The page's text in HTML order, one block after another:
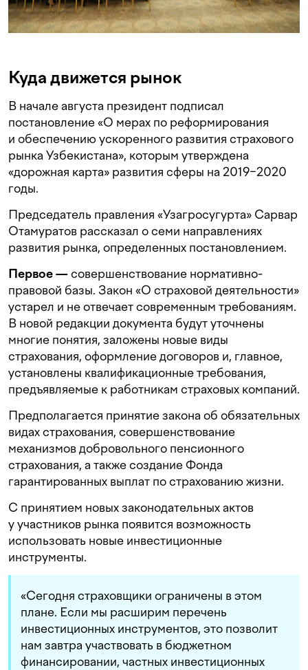
Куда движется рынок
В начале августа президент подписал
постановление «О мерах по реформирования
и обеспечению ускоренного развития страхового
рынка Узбекистана», которым утверждена
«дорожная карта» развития сферы на 2019−2020
годы.
Председатель правления «Узагросугурта» Сарвар
Отамуратов рассказал о семи направлениях
развития рынка, определенных постановлением.
Первое —совершенствование нормативно-
правовой базы. Закон «О страховой деятельности»
устарел и не отвечает современным требованиям.
В новой редакции документа будут уточнены
многие понятия, заложены новые виды
страхования, оформление договоров и, главное,
установлены квалификационные требования,
предъявляемые к работникам страховых компаний.
Предполагается принятие закона об обязательных
видах страхования, совершенствование
механизмов добровольного пенсионного
страхования, а также создание Фонда
гарантированных выплат по страхованию жизни.
С принятием новых законодательных актов
у участников рынка появится возможность
использовать новые инвестиционные
инструменты.
«Сегодня страховщики ограничены в этом
плане. Если мы расширим перечень
инвестиционных инструментов, это позволит
нам завтра участвовать в бюджетном
финансировании, частных инвестиционных